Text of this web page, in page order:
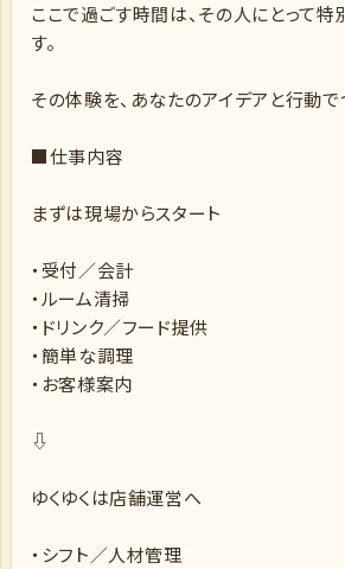
ここで過ごす時間は、その人にとって
す。
その体験を、あなたのアイデアと行動で
■仕事内容
まずは現場からスタート
・受付／会計
・ルーム清掃
・ドリンク／フード提供
・簡単な調理
・お客様案内
⇩
ゆくゆくは店舗運営へ
・シフト／人材管理